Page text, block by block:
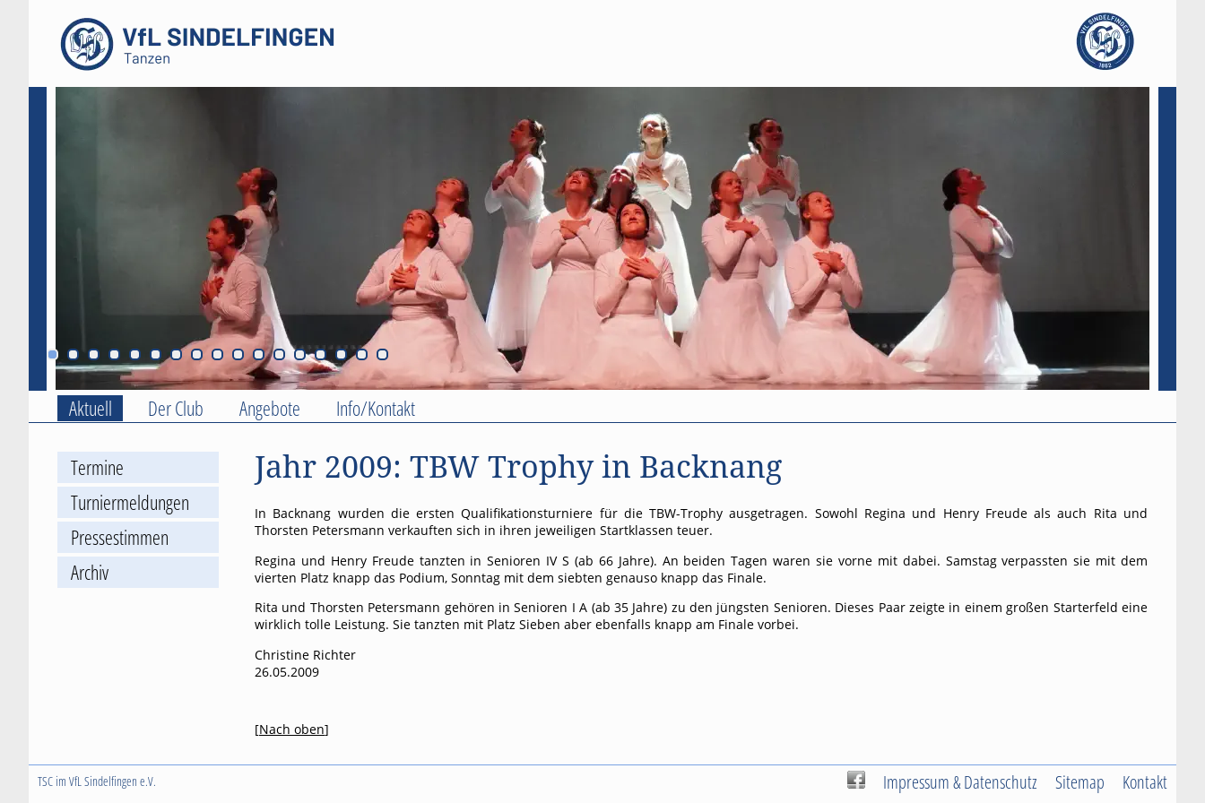
Aktuell Der Club Angebote Info/Kontakt
Termine
Turniermeldungen
Pressestimmen
Archiv
Jahr 2009: TBW Trophy in Backnang
In Backnang wurden die ersten Qualifikationsturniere für die TBW-Trophy ausgetragen. Sowohl Regina und Henry Freude als auch Rita und
Thorsten Petersmann verkauften sich in ihren jeweiligen Startklassen teuer.
Regina und Henry Freude tanzten in Senioren IV S (ab 66 Jahre). An beiden Tagen waren sie vorne mit dabei. Samstag verpassten sie mit dem
vierten Platz knapp das Podium, Sonntag mit dem siebten genauso knapp das Finale.
Rita und Thorsten Petersmann gehören in Senioren I A (ab 35 Jahre) zu den jüngsten Senioren. Dieses Paar zeigte in einem großen Starterfeld eine
wirklich tolle Leistung. Sie tanzten mit Platz Sieben aber ebenfalls knapp am Finale vorbei.
Christine Richter
26.05.2009
[Nach oben]
TSC im VfL Sindelfingen e.V. Impressum & Datenschutz Sitemap Kontakt